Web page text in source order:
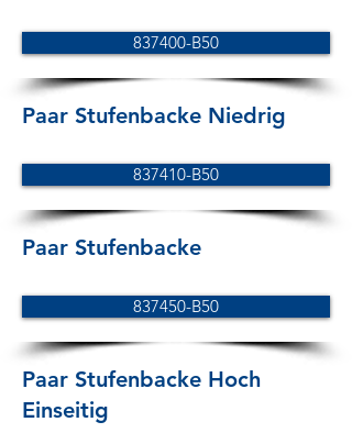
837400-B50
Paar Stufenbacke Niedrig
837410-B50
Paar Stufenbacke
837450-B50
Paar Stufenbacke Hoch
Einseitig